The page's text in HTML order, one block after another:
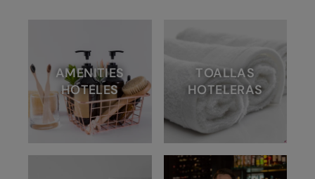
AMENITIES
HOTELES
TOALLAS
HOTELERAS